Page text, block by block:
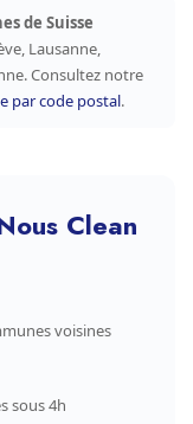
de Suisse
Lausanne,
Consultez notre
par code postal.
Clean
voisines
sous 4h